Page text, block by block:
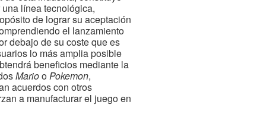
línea tecnológica,
de lograr su aceptación
el lanzamiento
debajo de su coste que es
lo más amplia posible
beneficios mediante la
MariooPokemon,
acuerdos con otros
a manufacturar el juego en